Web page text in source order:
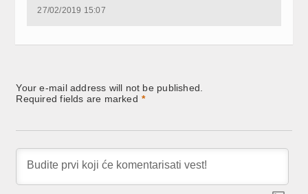
new new
27/02/2019 15:07
Your e-mail address will not be published.
Required fields are marked *